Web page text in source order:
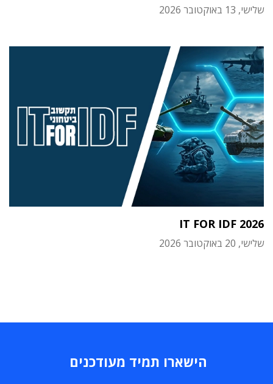
שלישי, 13 באוקטובר 2026
IT FOR IDF 2026
שלישי, 20 באוקטובר 2026
הישארו תמיד מעודכנים